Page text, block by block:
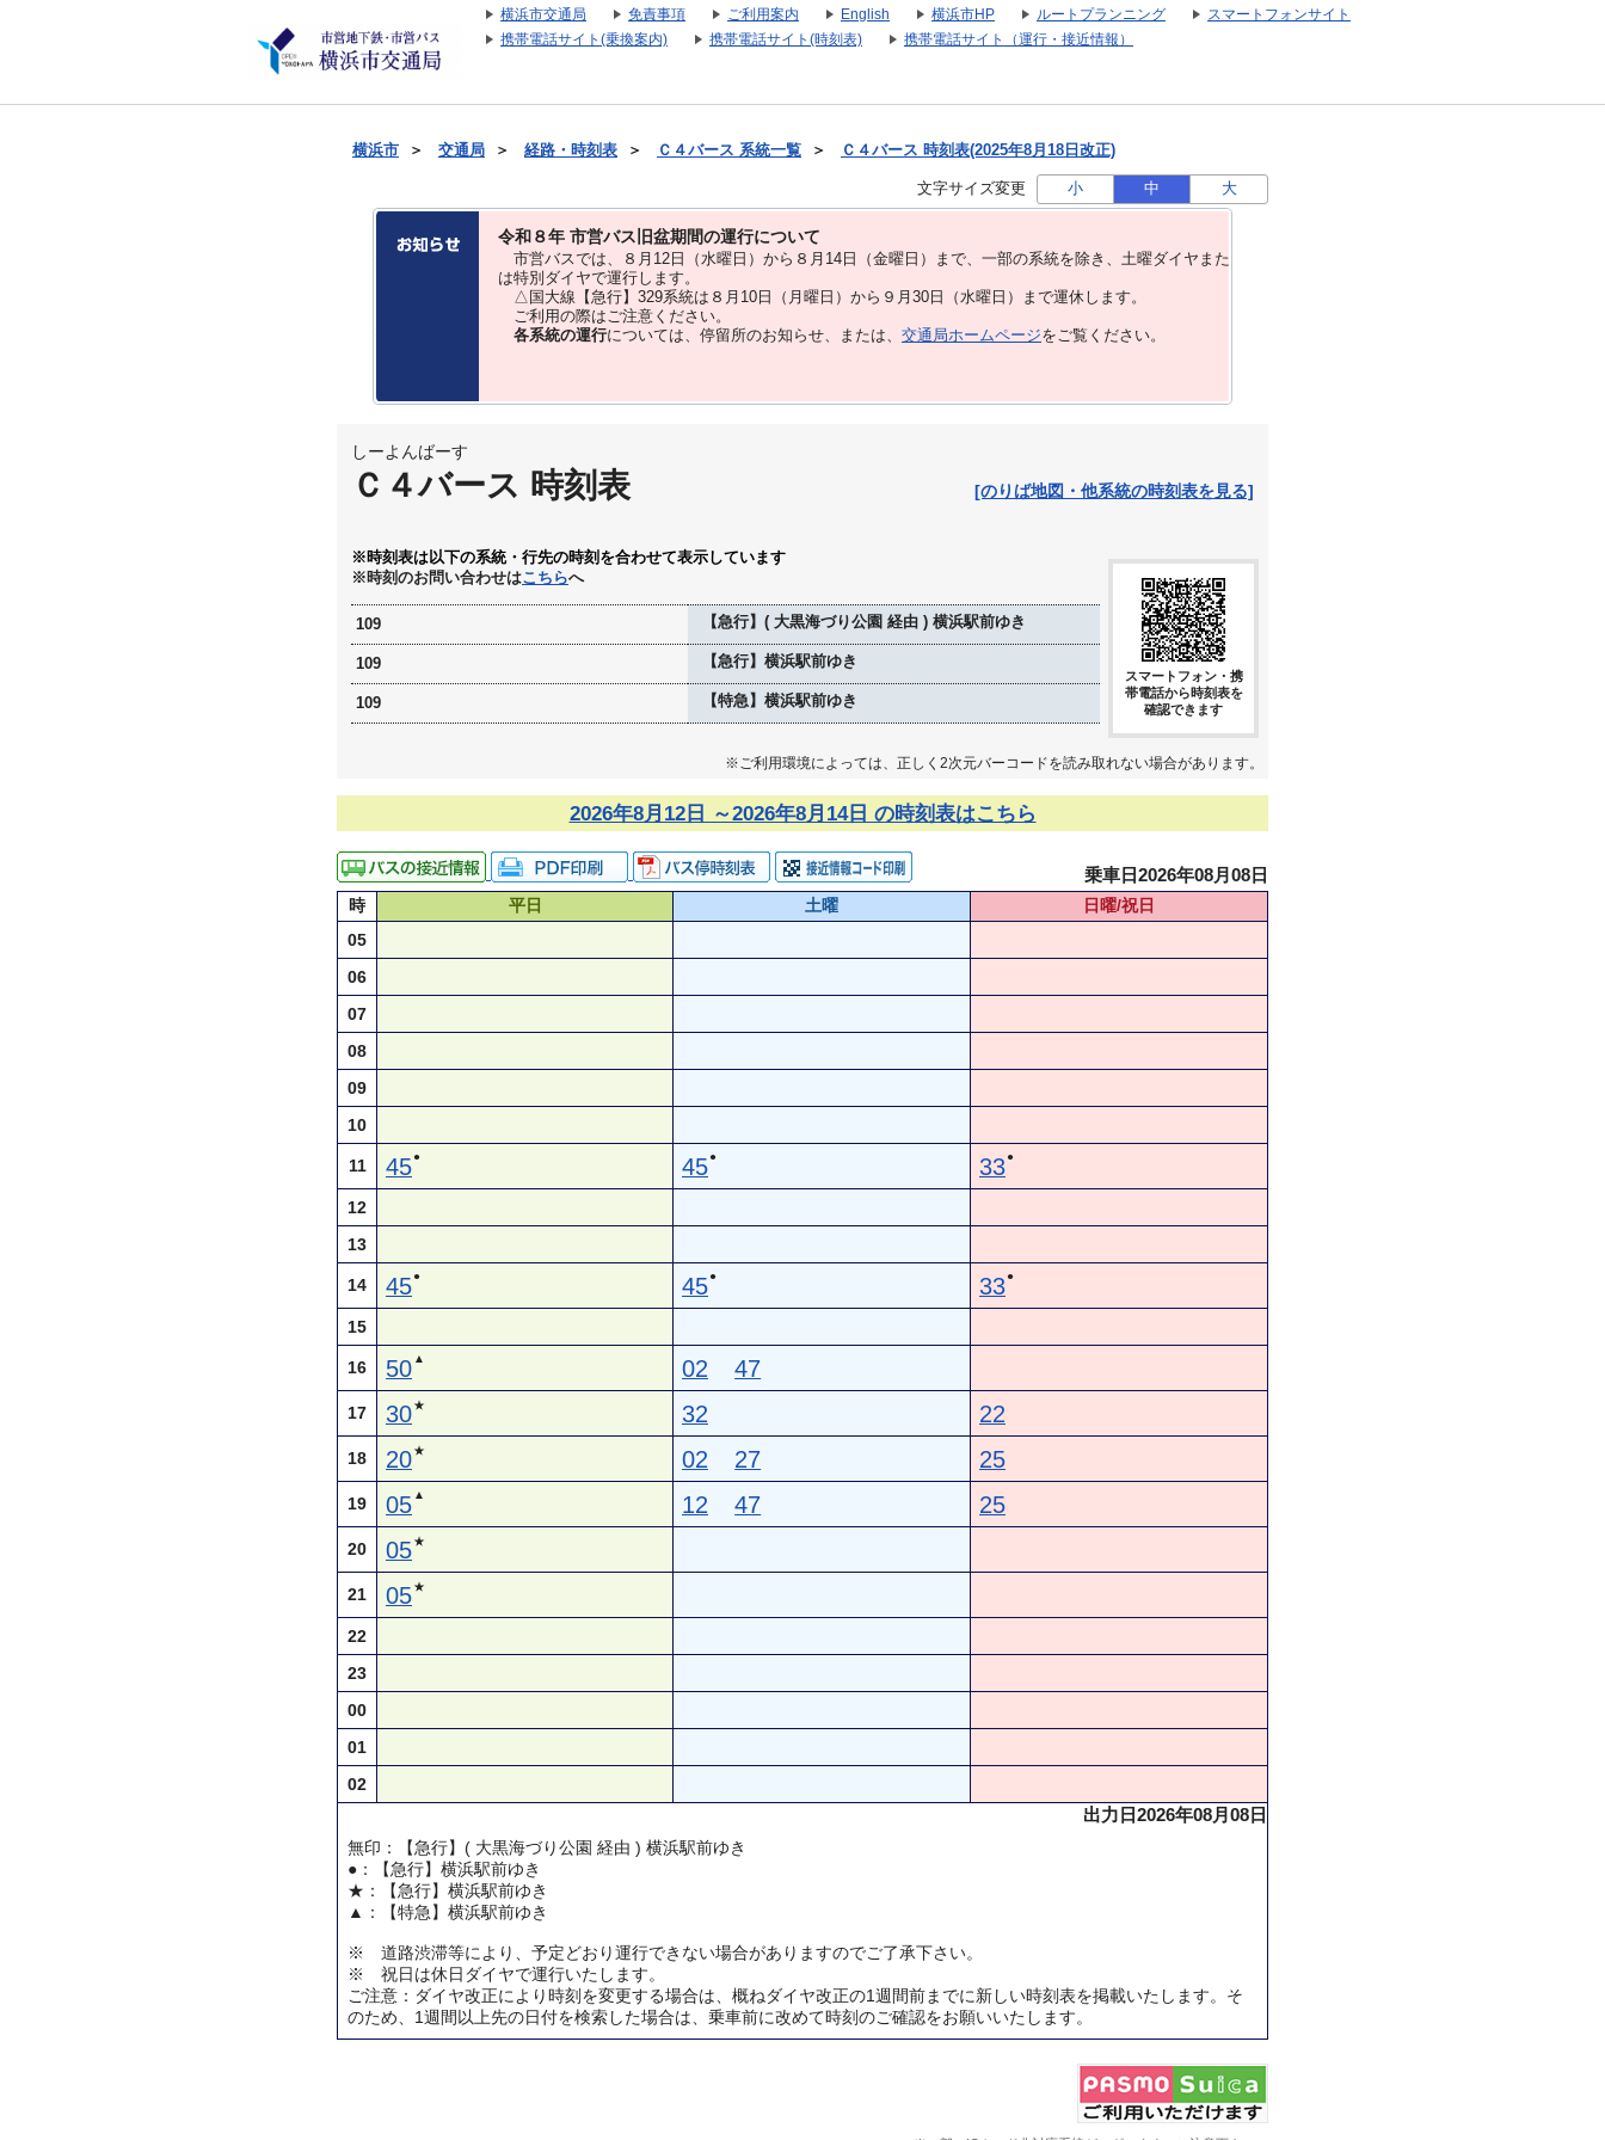
横浜市交通局 免責事項 ご利用案内 English 横浜市HP ルートプランニング
スマートフォンサイト
携帯電話サイト(乗換案内)
携帯電話サイト(時刻表) 携帯電話サイト（運行・接近情報）
横浜市 ＞ 交通局 ＞ 経路・時刻表 ＞ Ｃ４バース 系統一覧 ＞ Ｃ４バース 時刻表(2025年8月18日改正)
文字サイズ変更 小 中 大
令和８年 市営バス旧盆期間の運行について
市営バスでは、８⽉12⽇（水曜日）から８⽉14⽇（金曜日）まで、⼀部の系統を除き、⼟曜ダイヤまた
は特別ダイヤで運⾏します。
△国大線【急行】329系統は８月10日（月曜日）から９月30日（水曜日）まで運休します。
ご利用の際はご注意ください。
各系統の運行については、停留所のお知らせ、または、 交通局ホームページをご覧ください。
しーよんばーす
Ｃ４バース 時刻表 [のりば地図・他系統の時刻表を見る]
※時刻表は以下の系統・行先の時刻を合わせて表示しています
※時刻のお問い合わせはこちらへ
109 【急行】( 大黒海づり公園 経由 ) 横浜駅前ゆき
109 【急行】横浜駅前ゆき
109 【特急】横浜駅前ゆき
スマートフォン・携
帯電話から時刻表を
確認できます
※ご利用環境によっては、正しく2次元バーコードを読み取れない場合があります。
2026年8月12日 ～2026年8月14日 の時刻表はこちら
乗車日2026年08月08日
時 平日 土曜
日曜/祝日
05
06
07
08
09
10
11 45● 45● 33●
12
13
14 45● 45● 33●
15
16 50 ▲ 02 47
17 30★ 32 22
18 20★ 02 27 25
19 05 ▲ 12 47 25
20 05★
21 05★
22
23
00
01
02
出力日2026年08月08日
無印：【急行】( 大黒海づり公園 経由 ) 横浜駅前ゆき
●：【急行】横浜駅前ゆき
★：【急行】横浜駅前ゆき
▲：【特急】横浜駅前ゆき
※ 道路渋滞等により、予定どおり運行できない場合がありますのでご了承下さい。
※ 祝日は休日ダイヤで運行いたします。
ご注意：ダイヤ改正により時刻を変更する場合は、概ねダイヤ改正の1週間前までに新しい時刻表を掲載いたします。そ
のため、1週間以上先の日付を検索した場合は、乗車前に改めて時刻のご確認をお願いいたします。